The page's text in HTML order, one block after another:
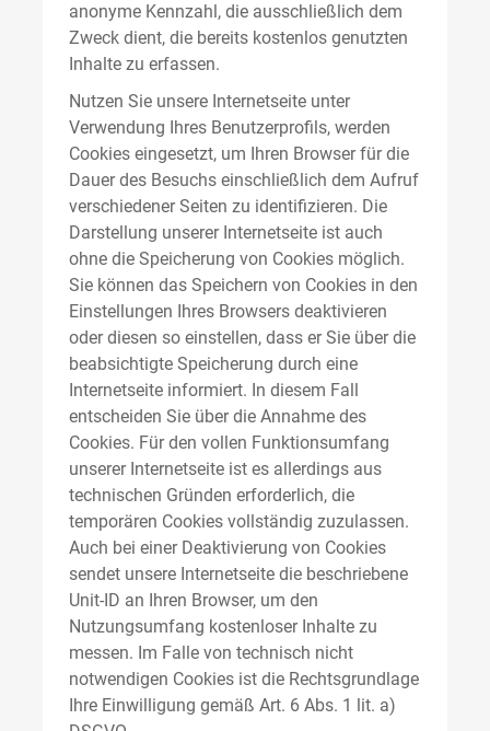
anonyme Kennzahl, die ausschließlich dem
Zweck dient, die bereits kostenlos genutzten
Inhalte zu erfassen.
Nutzen Sie unsere Internetseite unter
Verwendung Ihres Benutzerprofils, werden
Cookies eingesetzt, um Ihren Browser für die
Dauer des Besuchs einschließlich dem Aufruf
verschiedener Seiten zu identifizieren. Die
Darstellung unserer Internetseite ist auch
ohne die Speicherung von Cookies möglich.
Sie können das Speichern von Cookies in den
Einstellungen Ihres Browsers deaktivieren
oder diesen so einstellen, dass er Sie über die
beabsichtigte Speicherung durch eine
Internetseite informiert. In diesem Fall
entscheiden Sie über die Annahme des
Cookies. Für den vollen Funktionsumfang
unserer Internetseite ist es allerdings aus
technischen Gründen erforderlich, die
temporären Cookies vollständig zuzulassen.
Auch bei einer Deaktivierung von Cookies
sendet unsere Internetseite die beschriebene
Unit-ID an Ihren Browser, um den
Nutzungsumfang kostenloser Inhalte zu
messen. Im Falle von technisch nicht
notwendigen Cookies ist die Rechtsgrundlage
Ihre Einwilligung gemäß Art. 6 Abs. 1 lit. a)